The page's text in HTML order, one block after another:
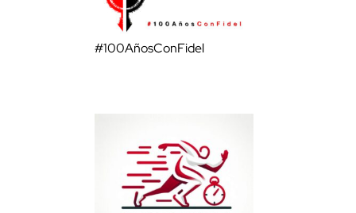
#100AñosConFidel